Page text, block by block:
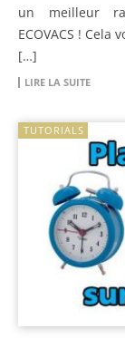
un meilleur
ECOVACS !
[…]
LIRE LA SUITE
TUTORIALS